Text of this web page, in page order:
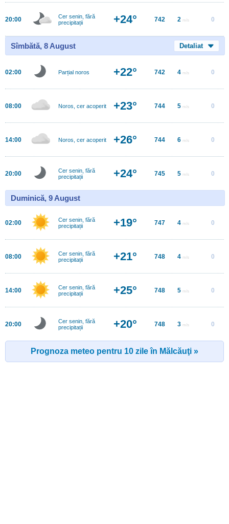
20:00
Cer senin, fără
precipitații
+24° 742 2 m/s 0
Sîmbătă, 8 August Detaliat
02:00 Parțial noros +22° 742 4 m/s 0
08:00 Noros, cer acoperit +23° 744 5 m/s 0
14:00 Noros, cer acoperit +26° 744 6 m/s 0
20:00
Cer senin, fără
precipitații
+24° 745 5 m/s 0
Duminică, 9 August
02:00
Cer senin, fără
precipitații
+19° 747 4 m/s 0
08:00
Cer senin, fără
precipitații
+21° 748 4 m/s 0
14:00
Cer senin, fără
precipitații
+25° 748 5 m/s 0
20:00
Cer senin, fără
precipitații
+20° 748 3 m/s 0
Prognoza meteo pentru 10 zile în Mălcăuţi »